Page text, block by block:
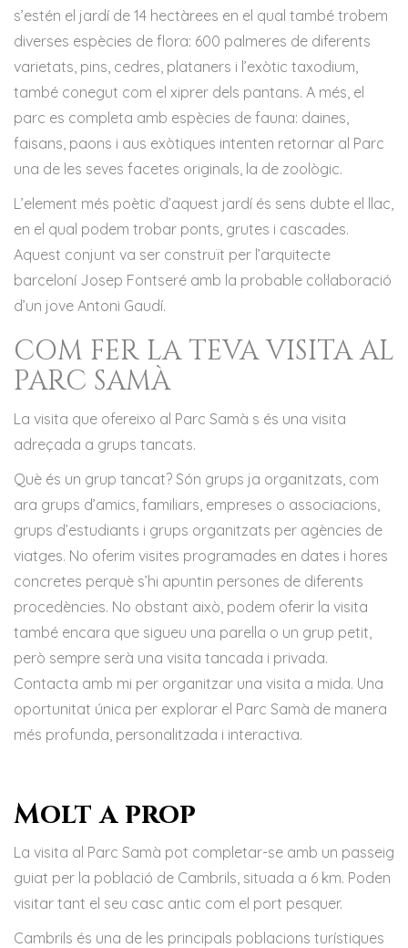
s’estén el jardí de 14 hectàrees en el qual també trobem
diverses espècies de flora: 600 palmeres de diferents
varietats, pins, cedres, plataners i l’exòtic taxodium,
també conegut com el xiprer dels pantans. A més, el
parc es completa amb espècies de fauna: daines,
faisans, paons i aus exòtiques intenten retornar al Parc
una de les seves facetes originals, la de zoològic.
L’element més poètic d’aquest jardí és sens dubte el llac,
en el qual podem trobar ponts, grutes i cascades.
Aquest conjunt va ser construït per l’arquitecte
barceloní Josep Fontseré amb la probable col·laboració
d’un jove Antoni Gaudí.
COM FER LA TEVA VISITA AL
PARC SAMÀ
La visita que ofereixo al Parc Samà s és una visita
adreçada a grups tancats.
Què és un grup tancat? Són grups ja organitzats, com
ara grups d’amics, familiars, empreses o associacions,
grups d’estudiants i grups organitzats per agències de
viatges. No oferim visites programades en dates i hores
concretes perquè s’hi apuntin persones de diferents
procedències. No obstant això, podem oferir la visita
també encara que sigueu una parella o un grup petit,
però sempre serà una visita tancada i privada.
Contacta amb mi per organitzar una visita a mida. Una
oportunitat única per explorar el Parc Samà de manera
més profunda, personalitzada i interactiva.
Molt a prop
La visita al Parc Samà pot completar-se amb un passeig
guiat per la població de Cambrils, situada a 6 km. Poden
visitar tant el seu casc antic com el port pesquer.
Cambrils és una de les principals poblacions turístiques